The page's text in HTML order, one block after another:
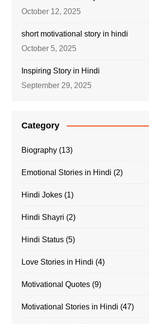
October 12, 2025
short motivational story in hindi
October 5, 2025
Inspiring Story in Hindi
September 29, 2025
Category
Biography(13)
Emotional Stories in Hindi (2)
Hindi Jokes(1)
Hindi Shayri (2)
Hindi Status(5)
Love Stories in Hindi (4)
Motivational Quotes(9)
Motivational Stories in Hindi (47)